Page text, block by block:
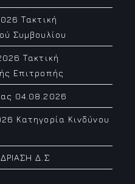
Τακτική
Συμβουλίου
Τακτική
Επιτροπής
04.08.2026
Κατηγορία Κινδύνου
Δ.Σ